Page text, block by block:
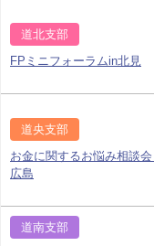
道北支部
FPミニフォーラムin北見
道央支部
お金に関するお悩み相談
広島
道南支部